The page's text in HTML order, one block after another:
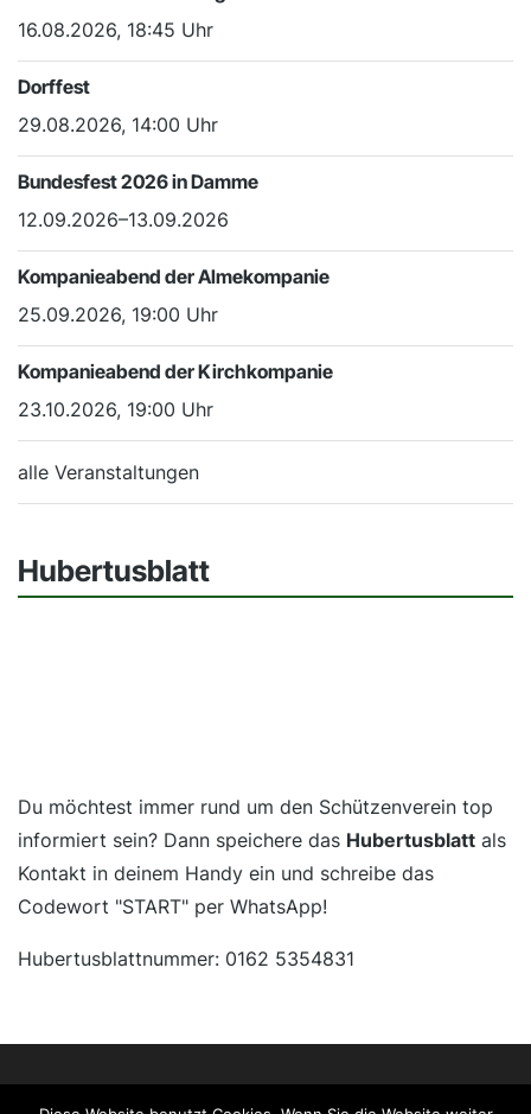
16.08.2026, 18:45 Uhr
Dorffest
29.08.2026, 14:00 Uhr
Bundesfest 2026 in Damme
12.09.2026–13.09.2026
Kompanieabend der Almekompanie
25.09.2026, 19:00 Uhr
Kompanieabend der Kirchkompanie
23.10.2026, 19:00 Uhr
alle Veranstaltungen
Hubertusblatt
Du möchtest immer rund um den Schützenverein top
informiert sein? Dann speichere das Hubertusblatt als
Kontakt in deinem Handy ein und schreibe das
Codewort "START" per WhatsApp!
Hubertusblattnummer: 0162 5354831